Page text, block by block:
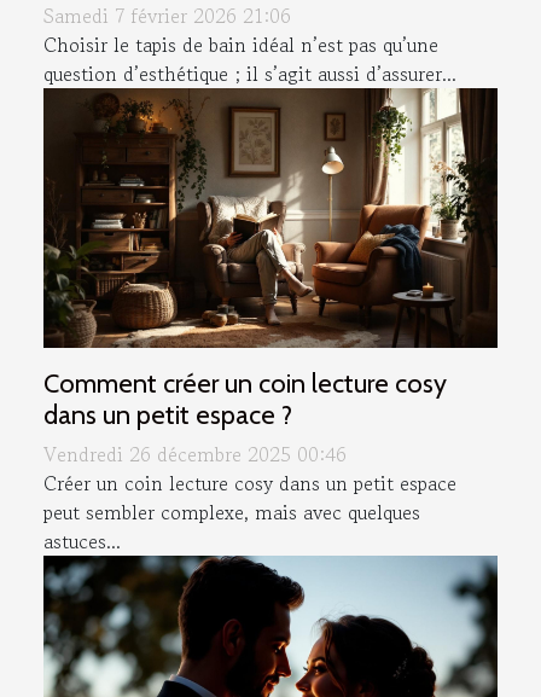
Samedi 7 février 2026 21:06
Choisir le tapis de bain idéal n’est pas qu’une
question d’esthétique ; il s’agit aussi d’assurer...
Comment créer un coin lecture cosy
dans un petit espace ?
Vendredi 26 décembre 2025 00:46
Créer un coin lecture cosy dans un petit espace
peut sembler complexe, mais avec quelques
astuces...